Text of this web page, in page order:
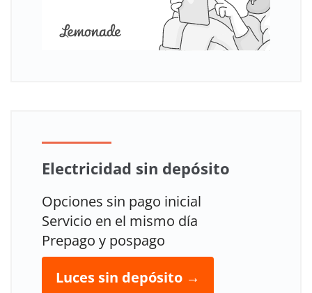
Electricidad sin depósito
Opciones sin pago inicial
Servicio en el mismo día
Prepago y pospago
Luces sin depósito →